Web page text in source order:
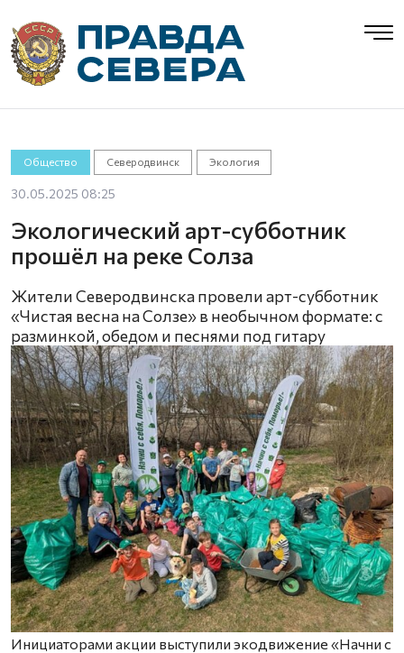
Общество Северодвинск Экология
30.05.2025 08:25
Экологический арт-субботник
прошёл на реке Солза
Жители Северодвинска провели арт-субботник
«Чистая весна на Солзе» в необычном формате: с
разминкой, обедом и песнями под гитару
Инициаторами акции выступили экодвижение «Начни с